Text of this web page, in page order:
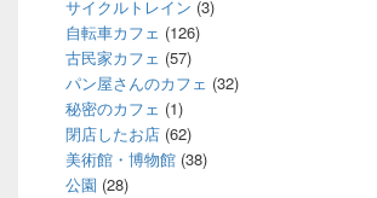
サイクルトレイン (3)
自転車カフェ (126)
古民家カフェ (57)
パン屋さんのカフェ (32)
秘密のカフェ (1)
閉店したお店 (62)
美術館・博物館 (38)
公園 (28)